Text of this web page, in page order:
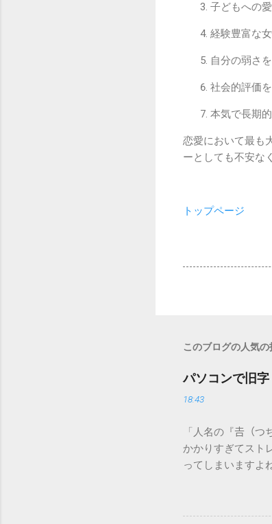
子どもへの
経験豊富な
自分の弱さ
社会的評価
本気で長期
恋愛において最も
ーとしても不安な
トップページ
このブログの人気の
パソコンで旧
18:43
「人名の『𠮷（
かかりすぎてスト
ってしまいますよ
この方法をマスタ